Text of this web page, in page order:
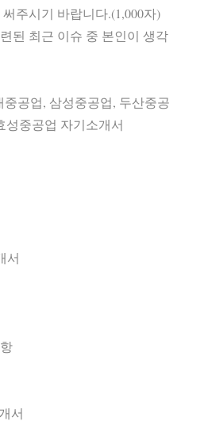
주시기 바랍니다.(1,000자)
된 최근 이슈 중 본인이 생각
공업, 삼성중공업, 두산중공
성중공업 자기소개서
서
서